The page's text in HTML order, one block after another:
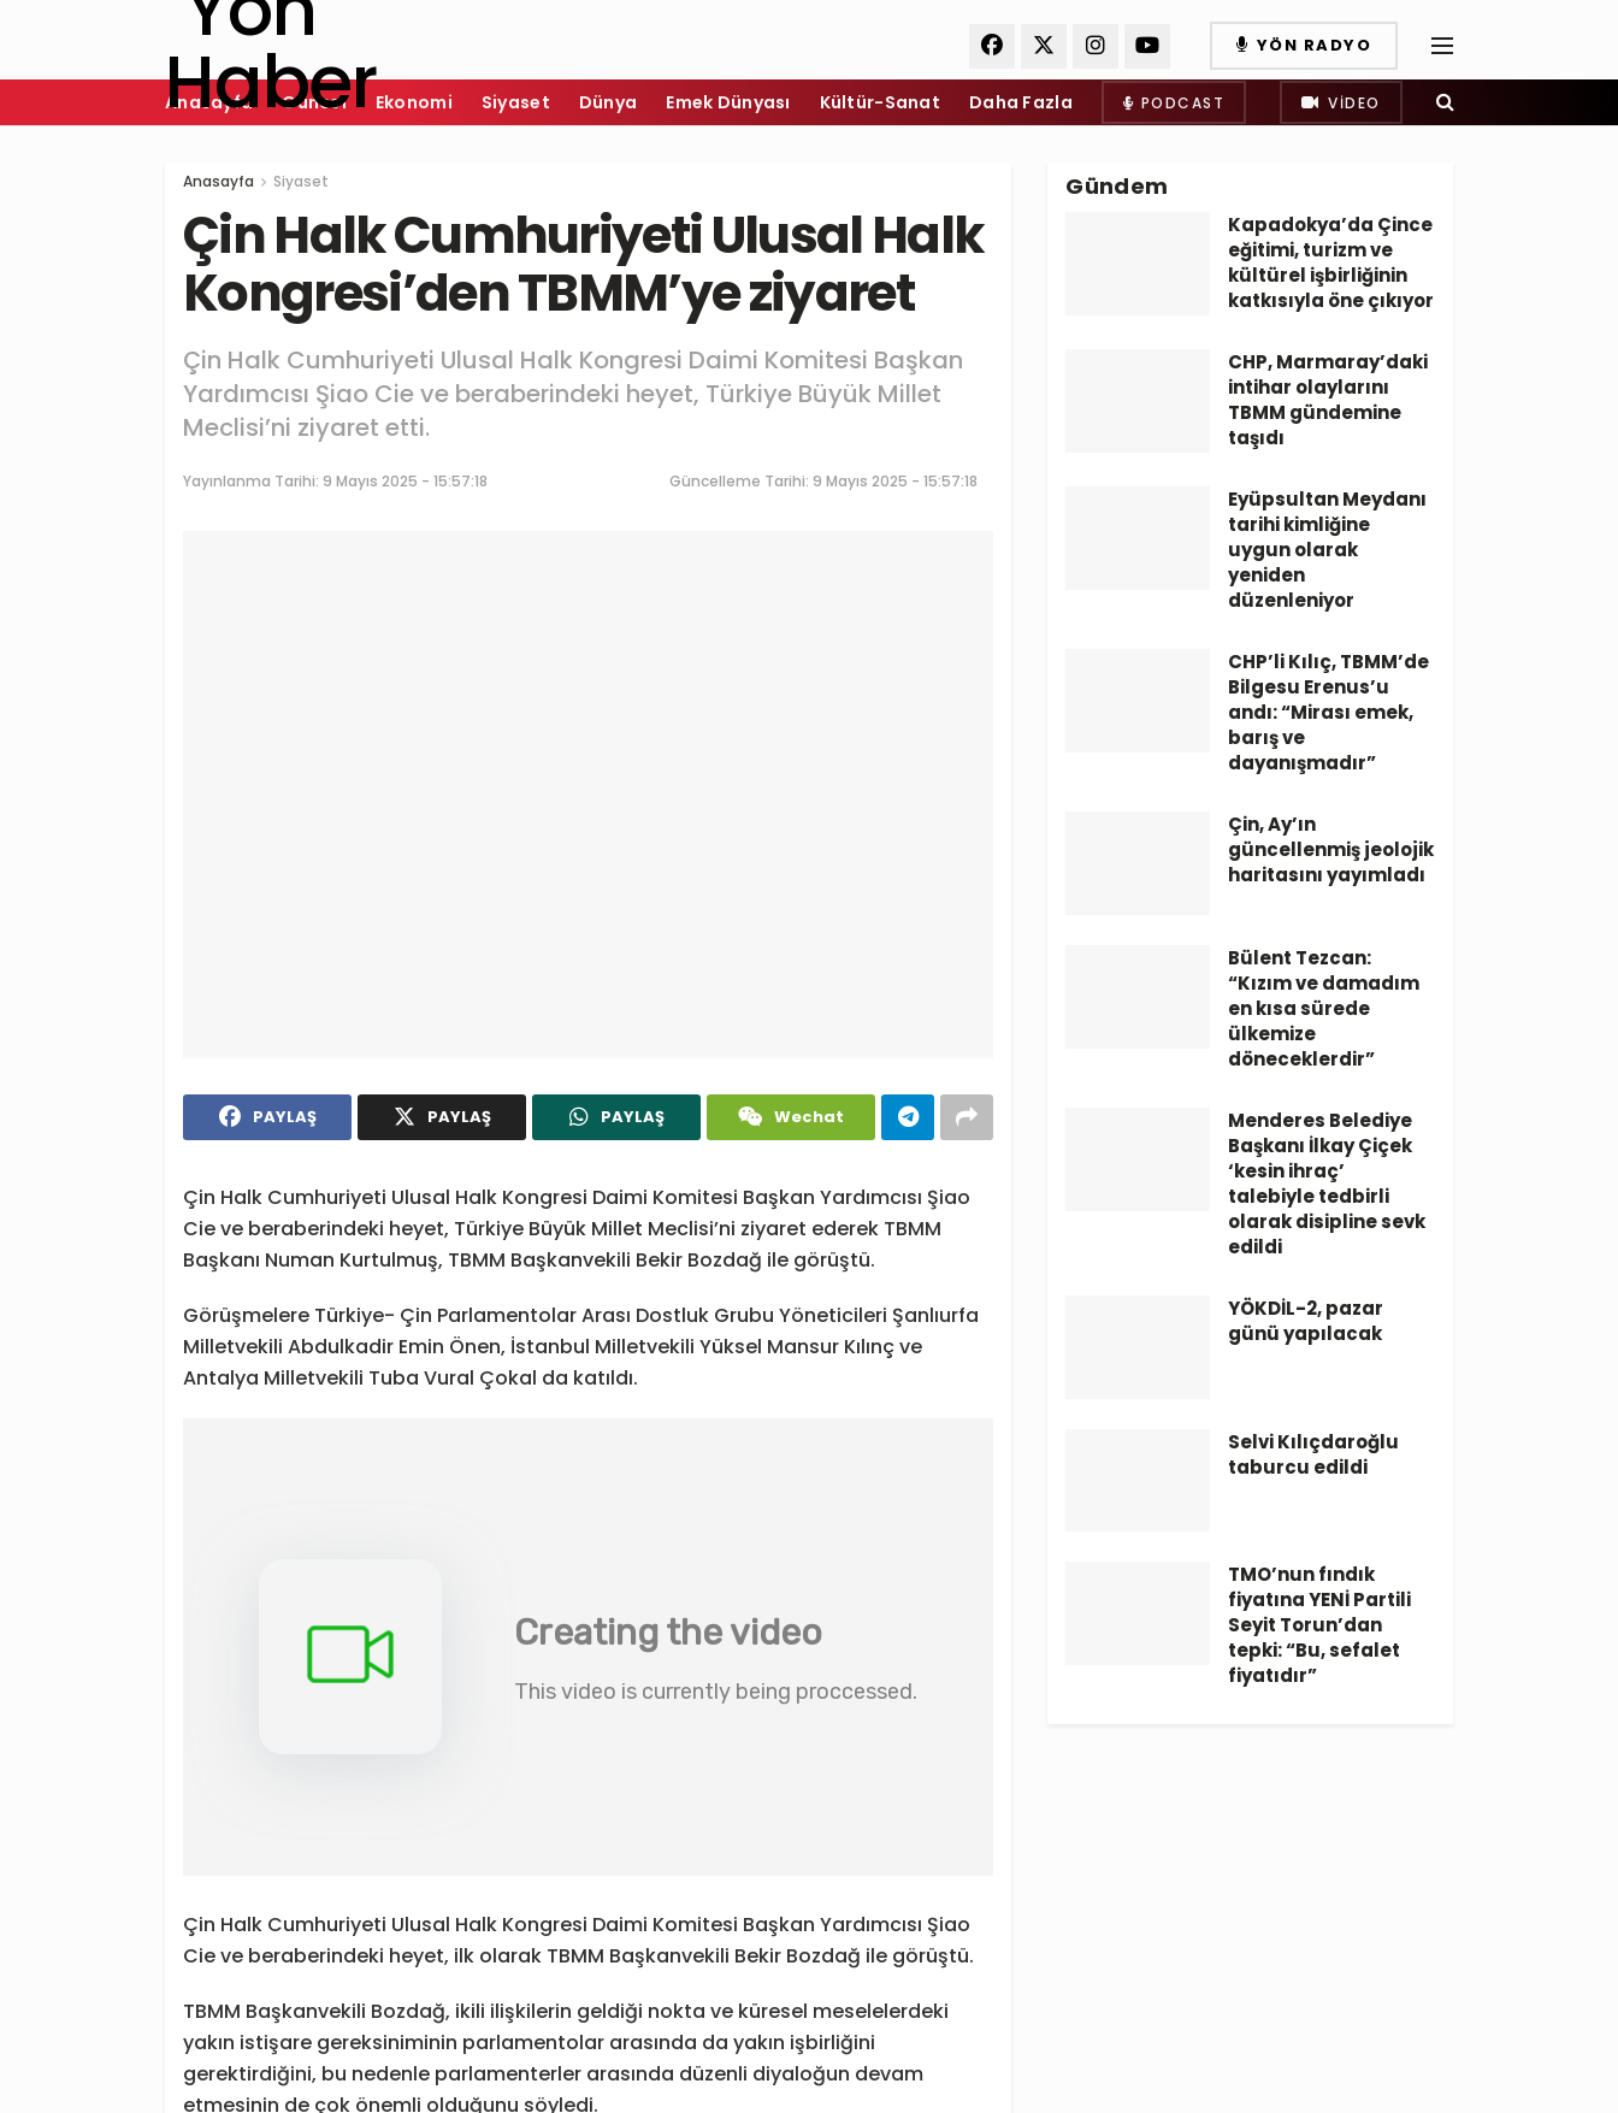
YÖN RADYO
Anasayfa Güncel Ekonomi Siyaset Dünya Emek Dünyası Kültür-Sanat Daha Fazla PODCAST VIDEO
Anasayfa Siyaset
Çin Halk Cumhuriyeti Ulusal Halk
Kongresi’den TBMM’ye ziyaret
Çin Halk Cumhuriyeti Ulusal Halk Kongresi Daimi Komitesi Başkan
Yardımcısı Şiao Cie ve beraberindeki heyet, Türkiye Büyük Millet
Meclisi’ni ziyaret etti.
Yayınlanma Tarihi: 9 Mayıs 2025 - 15:57:18 Güncelleme Tarihi: 9 Mayıs 2025 - 15:57:18
PAYLAŞ PAYLAŞ PAYLAŞ Wechat
Çin Halk Cumhuriyeti Ulusal Halk Kongresi Daimi Komitesi Başkan Yardımcısı Şiao
Cie ve beraberindeki heyet, Türkiye Büyük Millet Meclisi’ni ziyaret ederek TBMM
Başkanı Numan Kurtulmuş, TBMM Başkanvekili Bekir Bozdağ ile görüştü.
Görüşmelere Türkiye- Çin Parlamentolar Arası Dostluk Grubu Yöneticileri Şanlıurfa
Milletvekili Abdulkadir Emin Önen, İstanbul Milletvekili Yüksel Mansur Kılınç ve
Antalya Milletvekili Tuba Vural Çokal da katıldı.
Çin Halk Cumhuriyeti Ulusal Halk Kongresi Daimi Komitesi Başkan Yardımcısı Şiao
Cie ve beraberindeki heyet, ilk olarak TBMM Başkanvekili Bekir Bozdağ ile görüştü.
TBMM Başkanvekili Bozdağ, ikili ilişkilerin geldiği nokta ve küresel meselelerdeki
yakın istişare gereksiniminin parlamentolar arasında da yakın işbirliğini
gerektirdiğini, bu nedenle parlamenterler arasında düzenli diyaloğun devam
etmesinin de çok önemli olduğunu söyledi.
Gündem
Kapadokya’da Çince
eğitimi, turizm ve
kültürel işbirliğinin
katkısıyla öne çıkıyor
CHP, Marmaray’daki
intihar olaylarını
TBMM gündemine
taşıdı
Eyüpsultan Meydanı
tarihi kimliğine
uygun olarak
yeniden
düzenleniyor
CHP’li Kılıç, TBMM’de
Bilgesu Erenus’u
andı: “Mirası emek,
barış ve
dayanışmadır”
Çin, Ay’ın
güncellenmiş jeolojik
haritasını yayımladı
Bülent Tezcan:
“Kızım ve damadım
en kısa sürede
ülkemize
döneceklerdir”
Menderes Belediye
Başkanı İlkay Çiçek
‘kesin ihraç’
talebiyle tedbirli
olarak disipline sevk
edildi
YÖKDİL-2, pazar
günü yapılacak
Selvi Kılıçdaroğlu
taburcu edildi
TMO’nun fındık
fiyatına YENİ Partili
Seyit Torun’dan
tepki: “Bu, sefalet
fiyatıdır”